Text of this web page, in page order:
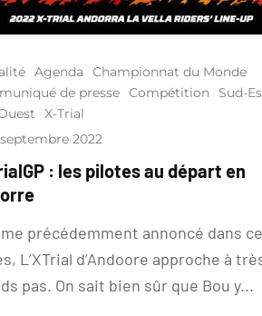
Agenda
Championnat du Monde
de presse Compétition
Sud-
X-Trial
septembre 2022
: les pilotes au départ en
précédemment annoncé dans
L’XTrial d’Andoore approche à
pas. On sait bien sûr que Bou y...